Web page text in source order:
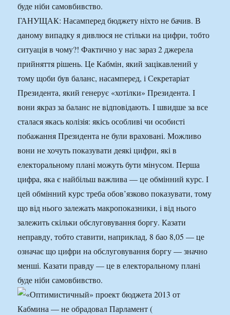
буде ніби самовбивство.
ГАНУЩАК: Насамперед бюджету ніхто не бачив. В
даному випадку я дивлюся не стільки на цифри, тобто
ситуація в чому?! Фактично у нас зараз 2 джерела
прийняття рішень. Це Кабмін, який зацікавлений у
тому щоби був баланс, насамперед, і Секретаріат
Президента, який генерує «хотілки» Президента. І
вони якраз за баланс не відповідають. І швидше за все
сталася якась колізія: якісь особливі чи особисті
побажання Президента не були враховані. Можливо
вони не хочуть показувати деякі цифри, які в
електоральному плані можуть бути мінусом. Перша
цифра, яка є найбільш важлива — це обмінний курс. І
цей обмінний курс треба обов’язково показувати, тому
що від нього залежать макропоказники, і від нього
залежить скільки обслуговування боргу. Казати
неправду, тобто ставити, наприклад, 8 бао 8,05 — це
означає що цифри на обслуговування боргу — значно
менші. Казати правду — це в електоральному плані
буде ніби самовбивство.